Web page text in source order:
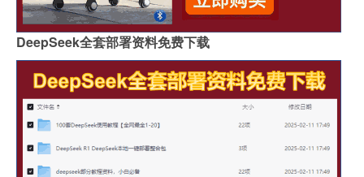
DeepSeek全套部署资料免费下载